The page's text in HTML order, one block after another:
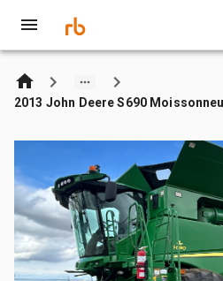
2013 John Deere S690